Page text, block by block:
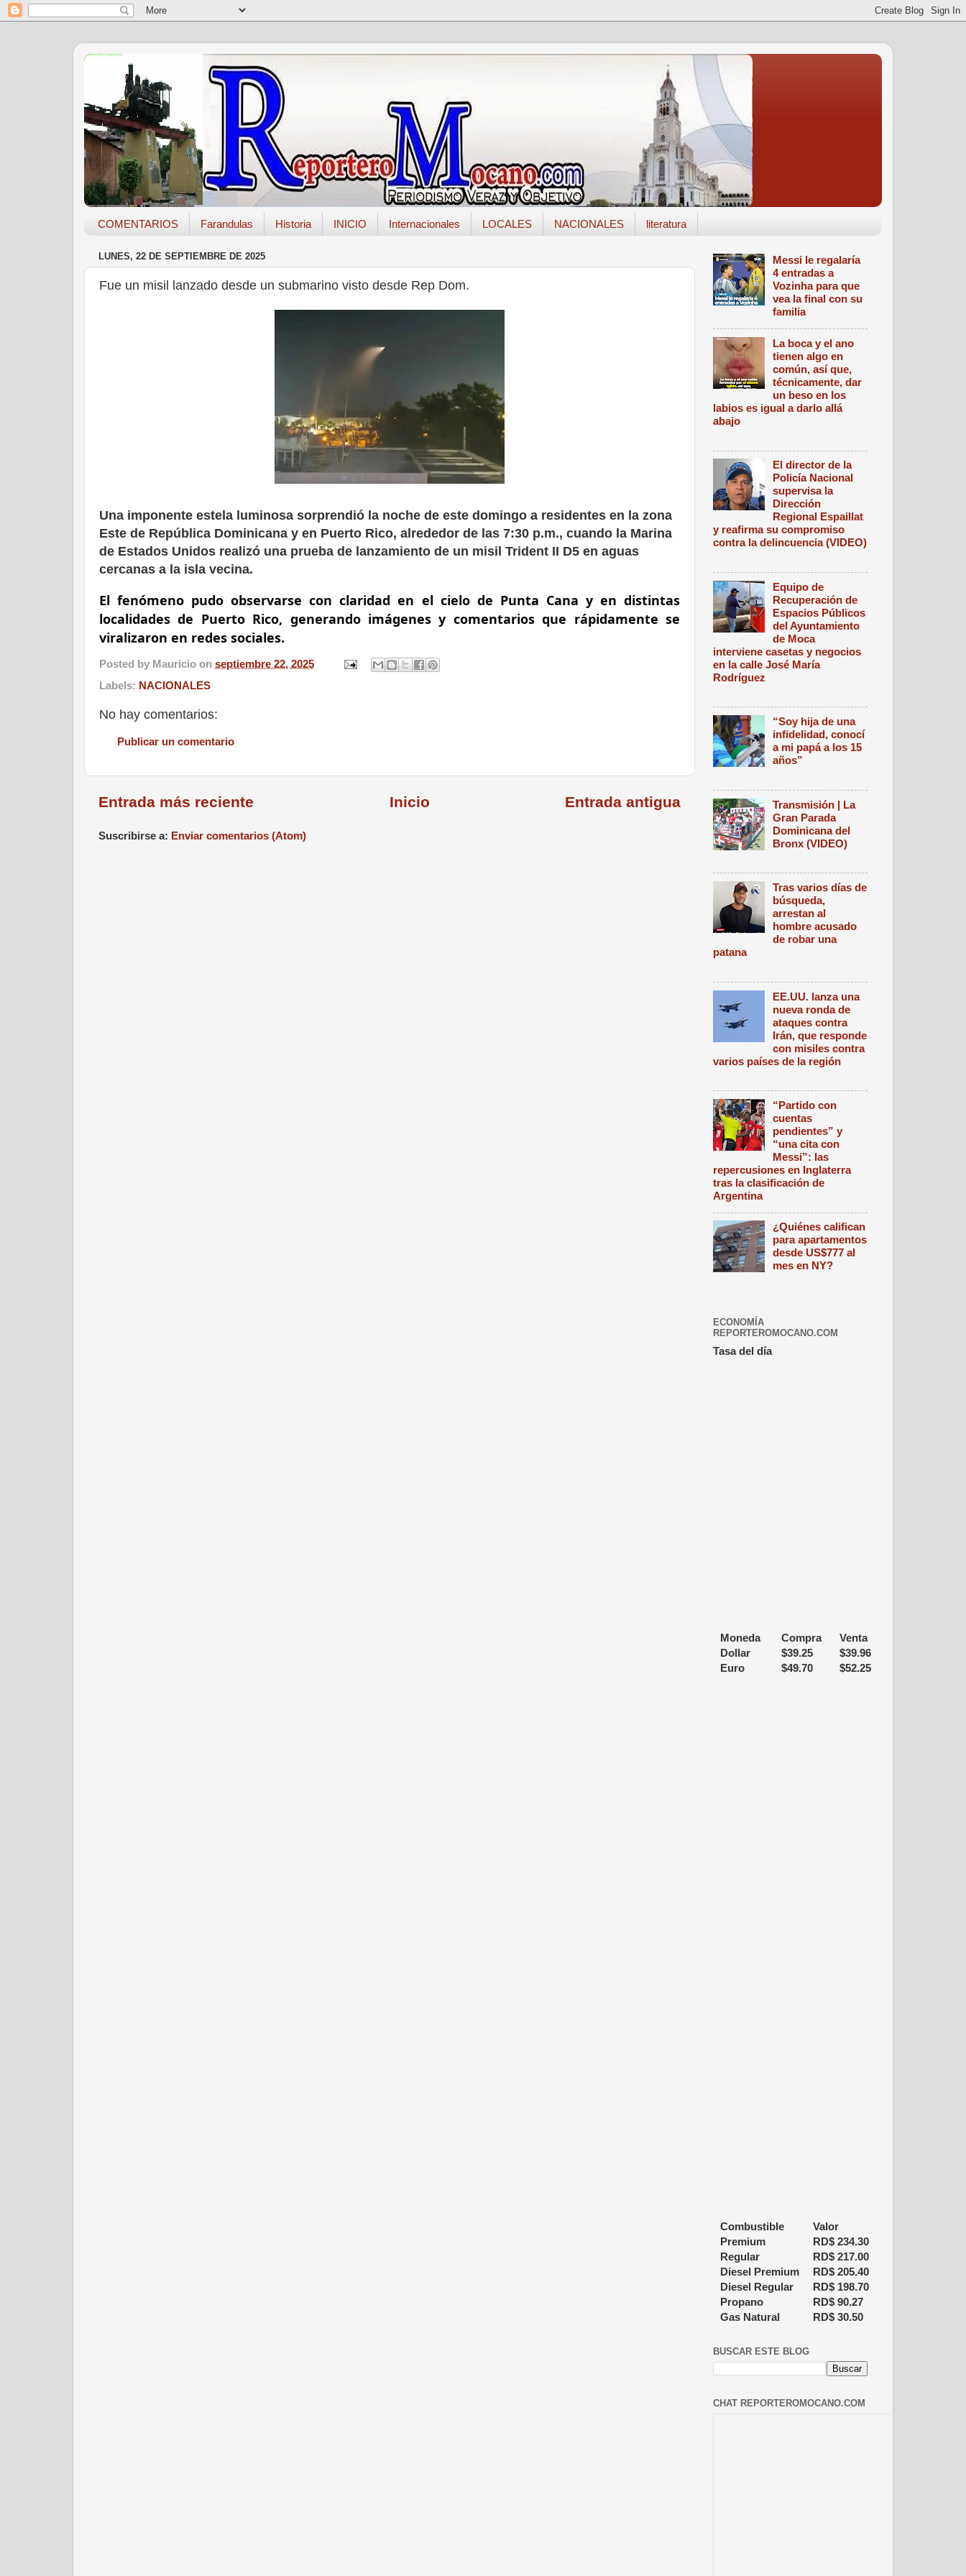
COMENTARIOS Farandulas Historia INICIO Internacionales LOCALES NACIONALES literatura
LUNES, 22 DE SEPTIEMBRE DE 2025
Fue un misil lanzado desde un submarino visto desde Rep Dom.
Una imponente estela luminosa sorprendió la noche de este domingo a residentes en la zona
Este de República Dominicana y en Puerto Rico, alrededor de las 7:30 p.m., cuando la Marina
de Estados Unidos realizó una prueba de lanzamiento de un misil Trident II D5 en aguas
cercanas a la isla vecina.
El fenómeno pudo observarse con claridad en el cielo de Punta Cana y en distintas
localidades de Puerto Rico, generando imágenes y comentarios que rápidamente se
viralizaron en redes sociales.
Posted by Mauricio on septiembre 22, 2025
Labels: NACIONALES
No hay comentarios:
Publicar un comentario
Entrada más reciente Entrada antigua
Inicio
Suscribirse a: Enviar comentarios (Atom)
Messi le regalaría
4 entradas a
Vozinha para que
vea la final con su
familia
La boca y el ano
tienen algo en
común, así que,
técnicamente, dar
un beso en los
labios es igual a darlo allá
abajo
El director de la
Policía Nacional
supervisa la
Dirección
Regional Espaillat
y reafirma su compromiso
contra la delincuencia (VIDEO)
Equipo de
Recuperación de
Espacios Públicos
del Ayuntamiento
de Moca
interviene casetas y negocios
en la calle José María
Rodríguez
“Soy hija de una
infidelidad, conocí
a mi papá a los 15
años”
Transmisión | La
Gran Parada
Dominicana del
Bronx (VIDEO)
Tras varios días de
búsqueda,
arrestan al
hombre acusado
de robar una
patana
EE.UU. lanza una
nueva ronda de
ataques contra
Irán, que responde
con misiles contra
varios países de la región
“Partido con
cuentas
pendientes” y
“una cita con
Messi”: las
repercusiones en Inglaterra
tras la clasificación de
Argentina
¿Quiénes califican
para apartamentos
desde US$777 al
mes en NY?
ECONOMÍA
REPORTEROMOCANO.COM
Tasa del día
Moneda Compra
Venta
Dollar
$39.25 $39.96
Euro
$49.70 $52.25
Combustible
Valor
Premium
RD$ 234.30
Regular
RD$ 217.00
Diesel Premium
RD$ 205.40
Diesel Regular
RD$ 198.70
Propano
RD$ 90.27
Gas Natural
RD$ 30.50
BUSCAR ESTE BLOG
CHAT REPORTEROMOCANO.COM